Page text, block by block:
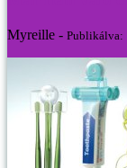
Myreille - Publikálva: